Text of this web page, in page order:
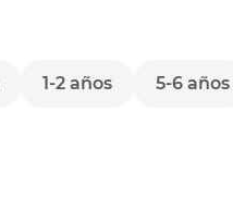
1-2 años
5-6 años